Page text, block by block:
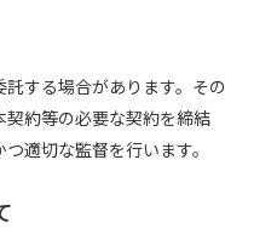
する場合があります。その
約等の必要な契約を締結
適切な監督を行います。